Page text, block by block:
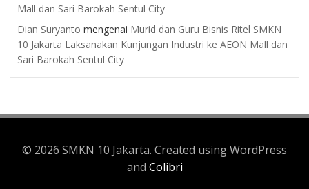
Mall dan Sari Barokah Sentul City
Dian Suryanto mengenai Murid dan Guru Bisnis Ritel SMKN
10 Jakarta Laksanakan Kunjungan Industri ke AEON Mall dan
Sari Barokah Sentul City
© 2026 SMKN 10 Jakarta. Created using WordPress
and Colibri